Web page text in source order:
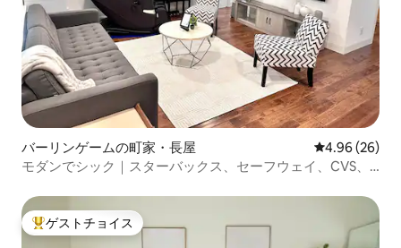
バーリンゲームの町家・長屋 レビュー26
4.96 (26)
モダンでシック｜スターバックス、セーフウェイ、CVS、
大好評のゲストチョイスです。
ゲストチョイス